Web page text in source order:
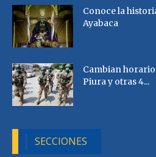
Conoce la
Ayabaca
Cambian
Piura y otras 4...
SECCIONES